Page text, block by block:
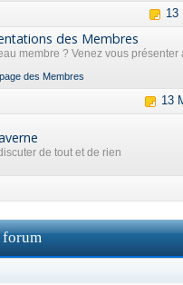
13
des Membres
membre ? Venez vous présenter
des Membres
13
de tout et de rien